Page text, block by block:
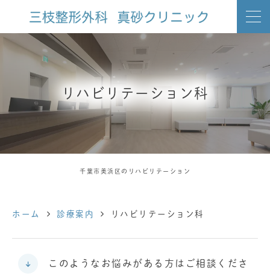
リハビリテーション科
千葉市美浜区のリハビリテーション
ホーム 診療案内 リハビリテーション科
このようなお悩みがある方はご相談くださ